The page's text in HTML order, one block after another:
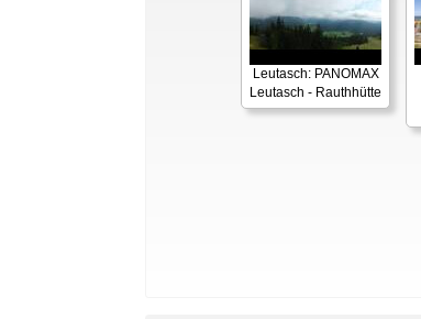
Leutasch: PANOMAX
Leutasch - Rauthhütte